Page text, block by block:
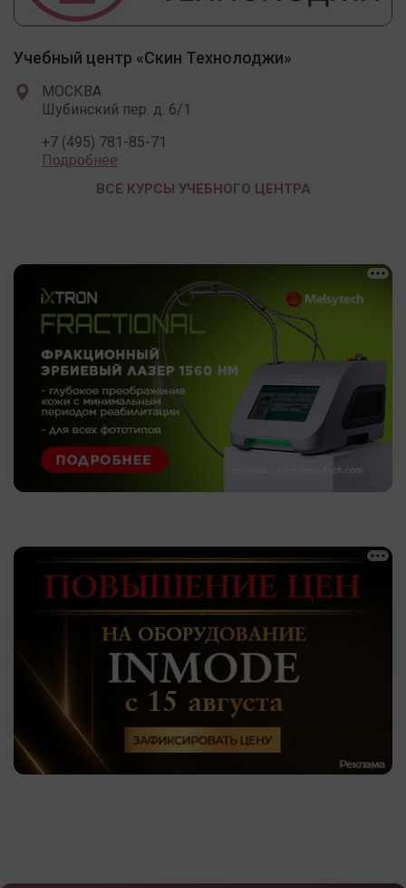
Учебный центр «Скин Технолоджи»
МОСКВА
Шубинский пер. д. 6/1
+7 (495) 781-85-71
Подробнее
ВСЕ КУРСЫ УЧЕБНОГО ЦЕНТРА